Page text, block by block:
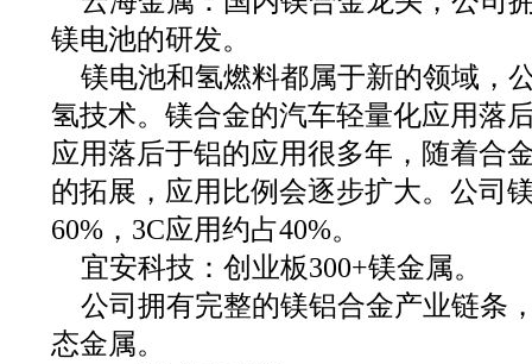
镁电池的研发。
镁电池和氢燃料都属于新的领域，
氢技术。镁合金的汽车轻量化应用落
应用落后于铝的应用很多年，随着合
的拓展，应用比例会逐步扩大。公司
60%，3C应用约占40%。
宜安科技：创业板300+镁金属。
公司拥有完整的镁铝合金产业链条
态金属。